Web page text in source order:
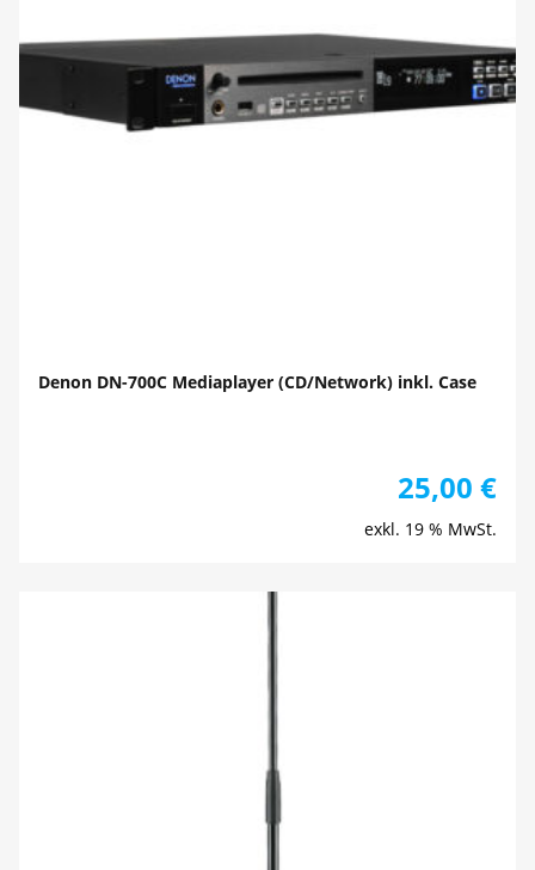
Denon DN-700C Mediaplayer (CD/Network) inkl. Case
25,00 €
exkl. 19 % MwSt.